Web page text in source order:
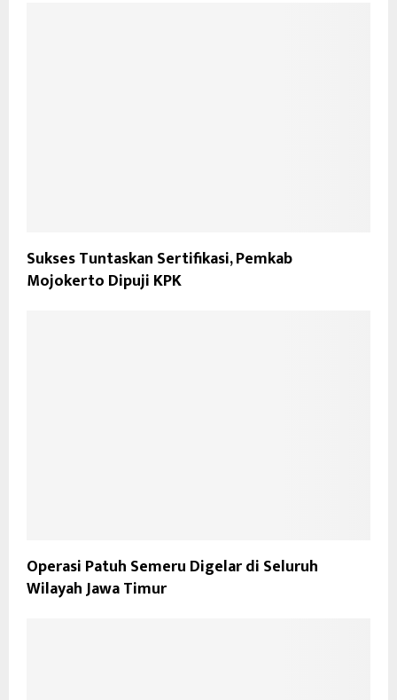
Sukses Tuntaskan Sertifikasi, Pemkab
Mojokerto Dipuji KPK
Operasi Patuh Semeru Digelar di Seluruh
Wilayah Jawa Timur